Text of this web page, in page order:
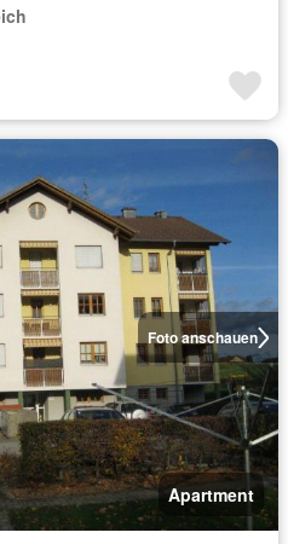
Foto anschauen
Apartment